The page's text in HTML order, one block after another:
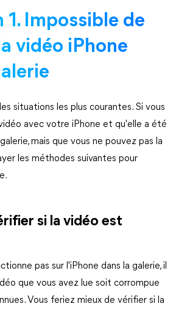
Impossible de
vidéo iPhone
situations les plus courantes. Si vous
avec votre iPhone et qu'elle a été
mais que vous ne pouvez pas la
les méthodes suivantes pour
si la vidéo est
pas sur l'iPhone dans la galerie, il
que vous avez lue soit corrompue
Vous feriez mieux de vérifier si la